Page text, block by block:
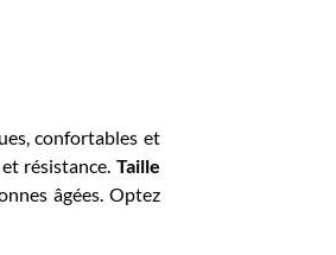
confortables et
Taille
âgées. Optez